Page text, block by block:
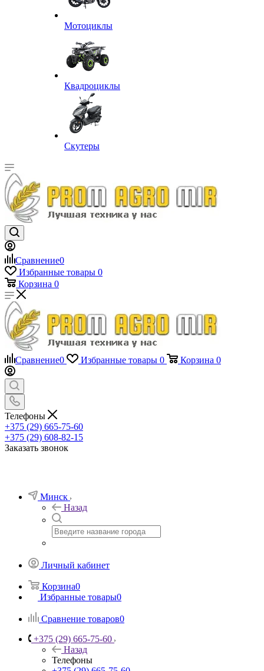
Мотоциклы
Квадроциклы
Скутеры
Сравнение0
Избранные товары 0
Корзина 0
Сравнение0 Избранные товары 0 Корзина 0
Телефоны
+375 (29) 665-75-60
+375 (29) 608-82-15
Заказать звонок
Минск
Назад
Личный кабинет
Корзина0
Избранные товары0
Сравнение товаров0
+375 (29) 665-75-60
Назад
Телефоны